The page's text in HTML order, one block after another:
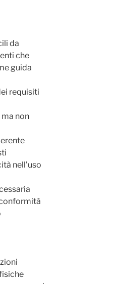
da
che
guida
requisiti
non
nell’uso